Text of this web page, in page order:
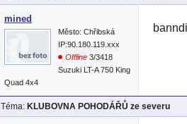
mined
Město: Chřibská
IP:90.180.119.xxx
Offline 3/3418
Suzuki LT-A 750 King
Quad 4x4
Téma: KLUBOVNA POHODÁŘŮ ze severu